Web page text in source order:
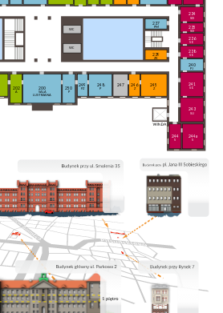
WC
WC
200
SALA
LUSTRZANA
202
A
234
SD
235
SD
236
SO
237
PM
238
SO
239
ZK
240
PJ
241
SO
243
SU
244
S
244a
S
245
Z
246
Z
247
248
P
249
PZ
250
P